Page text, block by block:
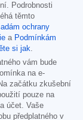
Podrobnosti
těmto
ochrany
a Podmínkám
si jak.
vám bude
na e-
začátku zkušební
pouze na
účet. Vaše
předplatného v